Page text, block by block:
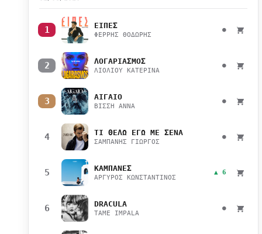
1 ΕΙΠΕΣ
ΦΕΡΡΗΣ ΘΟΔΩΡΗΣ
●
2 ΛΟΓΑΡΙΑΣΜΟΣ
ΛΙΟΛΙΟΥ ΚΑΤΕΡΙΝΑ
●
3 ΑΙΓΑΙΟ
ΒΙΣΣΗ ΑΝΝΑ
●
4 ΤΙ ΘΕΛΩ ΕΓΩ ΜΕ ΣΕΝΑ
ΣΑΜΠΑΝΗΣ ΓΙΩΡΓΟΣ
●
5 ΚΑΜΠΑΝΕΣ
ΑΡΓΥΡΟΣ ΚΩΝΣΤΑΝΤΙΝΟΣ
▲ 6
6 DRACULA
TAME IMPALA
●